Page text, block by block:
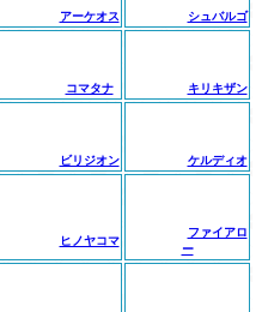
アーケオス シュバルゴ
コマタナ キリキザン
ビリジオン ケルディオ
ヒノヤコマ
ファイアロ
ー